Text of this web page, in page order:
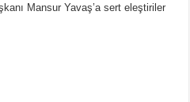
Mansur Yavaş’a sert eleştiriler